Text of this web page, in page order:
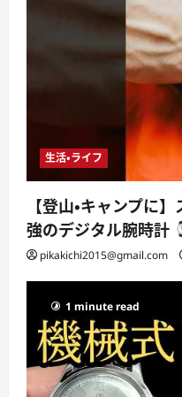
生活・ライフ
【登山・キャンプに
強のデジタル腕時計
pikakichi2015@gmail.com
1 minute read